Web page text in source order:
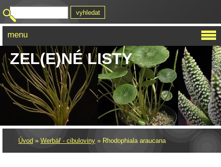
ZEL(E)NÉ LISTY
Úvod » Werbář - cibuloviny » Rhodophiala araucana
menu